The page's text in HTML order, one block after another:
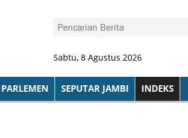
Sabtu, 8 Agustus 2026
PARLEMEN SEPUTAR JAMBI INDEKS